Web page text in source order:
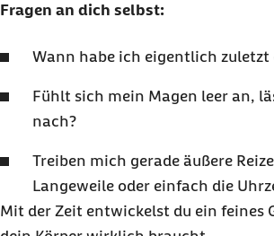
Fragen an dich selbst:
Wann habe ich eigentlich zuletzt
Fühlt sich mein Magen leer an,
nach?
Treiben mich gerade äußere
Langeweile oder einfach die
Mit der Zeit entwickelst du ein feines